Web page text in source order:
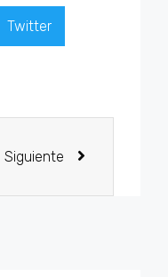
Twitter
Siguiente